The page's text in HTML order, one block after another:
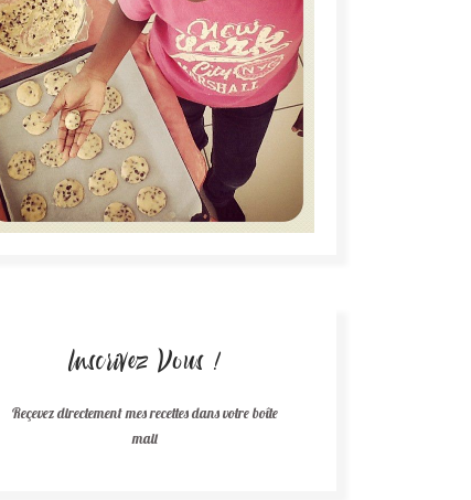
Inscrivez Vous !
Reçevez directement mes recettes dans votre boîte
mail